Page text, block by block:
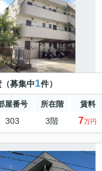
募集中1件）
屋番号 所在階 賃料
303 3階 7万円